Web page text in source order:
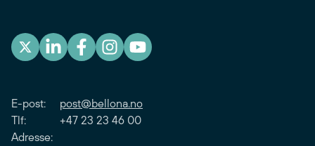
E-post: post@bellona.no
Tlf: +47 23 23 46 00
Adresse: